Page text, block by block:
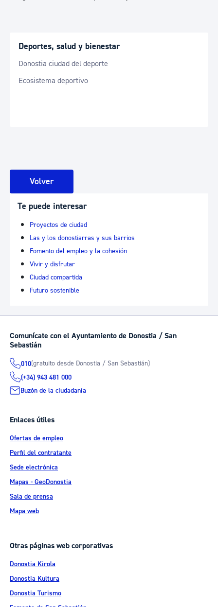
Deportes, salud y bienestar
Donostia ciudad del deporte
Ecosistema deportivo
Volver
Te puede interesar
Proyectos de ciudad
Las y los donostiarras y sus barrios
Fomento del empleo y la cohesión
Vivir y disfrutar
Ciudad compartida
Futuro sostenible
Comunícate con el Ayuntamiento de Donostia / San
Sebastián
010(gratuito desde Donostia / San Sebastián)
(+34) 943 481 000
Buzón de la ciudadanía
Enlaces útiles
Ofertas de empleo
Perfil del contratante
Sede electrónica
Mapas - GeoDonostia
Sala de prensa
Mapa web
Otras páginas web corporativas
Donostia Kirola
Donostia Kultura
Donostia Turismo